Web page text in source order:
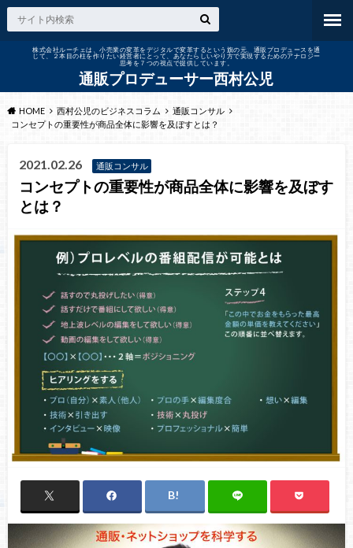
株式会社ルーチェは、小売業の変革をデジタルで変革するという旗の元、通販プロデュースを通
じて、２本目の柱を作りたい経営者にとって、あなたらしいやり方で実現するためのアナロジー
思考を７つの視点で提供しています。
通販プロデューサー西村公児
HOME 西村公児のビジネスコラム
通販コンサル
コンセプトの重要性が商品全体に影響を及ぼすとは？
2021.02.26 通販コンサル
コンセプトの重要性が商品全体に影響を及ぼす
とは？